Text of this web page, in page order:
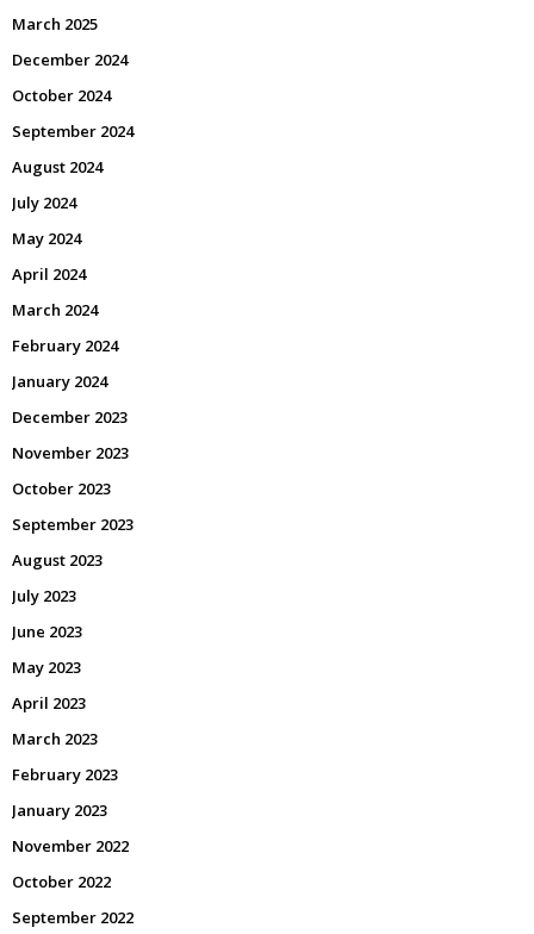
March 2025
December 2024
October 2024
September 2024
August 2024
July 2024
May 2024
April 2024
March 2024
February 2024
January 2024
December 2023
November 2023
October 2023
September 2023
August 2023
July 2023
June 2023
May 2023
April 2023
March 2023
February 2023
January 2023
November 2022
October 2022
September 2022